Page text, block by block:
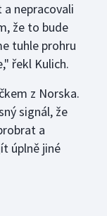
nepracovali
že to bude
tuhle prohru
řekl Kulich.
z Norska.
signál, že
a
úplně jiné